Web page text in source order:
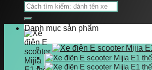
Tìm
kiếm:
Danh mục sản phẩm